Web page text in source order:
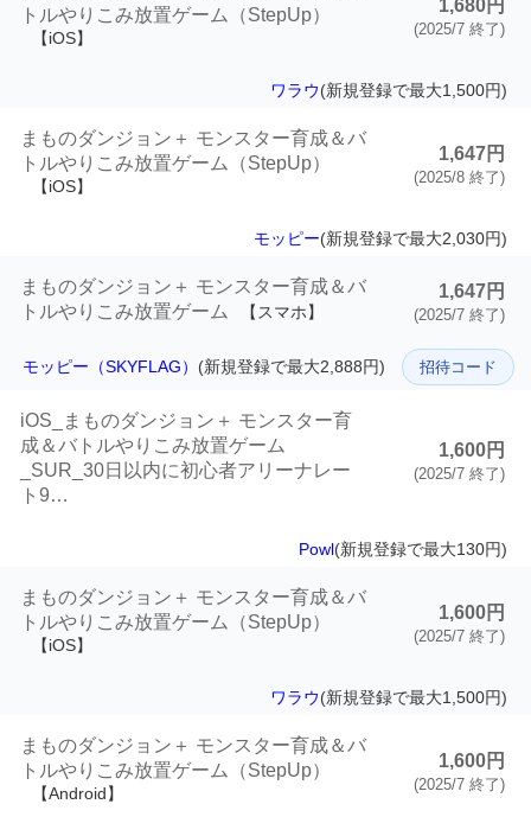
トルやりこみ放置ゲーム（StepUp）
【iOS】
1,680円
(2025/7 終了)
ワラウ(新規登録で最大1,500円)
まものダンジョン＋ モンスター育成＆バ
トルやりこみ放置ゲーム（StepUp）
【iOS】
1,647円
(2025/8 終了)
モッピー(新規登録で最大2,030円)
まものダンジョン＋ モンスター育成＆バ
トルやりこみ放置ゲーム
【スマホ】
1,647円
(2025/7 終了)
モッピー（SKYFLAG） (新規登録で最大2,888円) 招待コード
iOS_まものダンジョン＋ モンスター育
成＆バトルやりこみ放置ゲーム
_SUR_30日以内に初心者アリーナレー
ト9…
1,600円
(2025/7 終了)
Powl(新規登録で最大130円)
まものダンジョン＋ モンスター育成＆バ
トルやりこみ放置ゲーム（StepUp）
【iOS】
1,600円
(2025/7 終了)
ワラウ(新規登録で最大1,500円)
まものダンジョン＋ モンスター育成＆バ
トルやりこみ放置ゲーム（StepUp）
【Android】
1,600円
(2025/7 終了)